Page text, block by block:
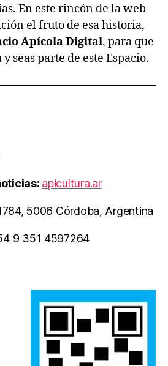
En este rincón de la web
el fruto de esa historia,
Apícola Digital, para que
seas parte de este Espacio.
apicultura.ar
5006 Córdoba, Argentina
9 351 4597264